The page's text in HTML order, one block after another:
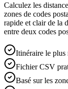
Calculez les
zones de codes
rapide et clair de la
entre deux codes
Itinéraire le plus
Fichier CSV
Basé sur les